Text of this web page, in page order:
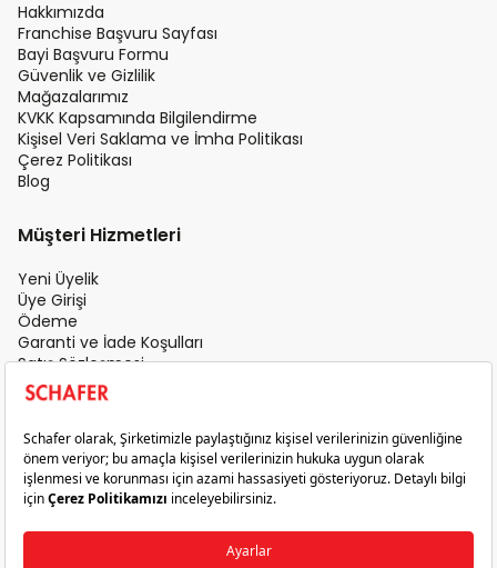
Hakkımızda
Franchise Başvuru Sayfası
Bayi Başvuru Formu
Güvenlik ve Gizlilik
Mağazalarımız
KVKK Kapsamında Bilgilendirme
Kişisel Veri Saklama ve İmha Politikası
Çerez Politikası
Blog
Müşteri Hizmetleri
Yeni Üyelik
Üye Girişi
Ödeme
Garanti ve İade Koşulları
Satış Sözleşmesi
Üyelik Sözleşmesi
İletişim
Teslimat Koşulları
Gizlilik ve Güvenlik
Sık Sorulan Sorular
Satış Sonrası Hizmet
© 2026 Schafer. Tüm Hakları Saklıdır.